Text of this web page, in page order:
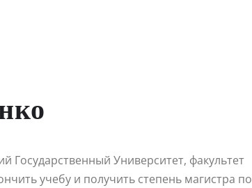
Государственный Университет, факультет
учебу и получить степень магистра по